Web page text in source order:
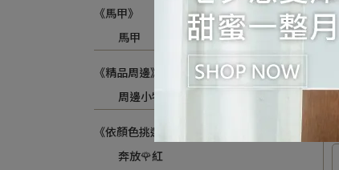
《馬甲》
馬甲
《精品周邊》
周邊小物
《依顏色挑選》
奔放🌹紅